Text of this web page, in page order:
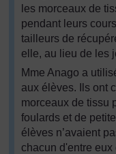
les morceaux de
pendant leurs
tailleurs de
elle, au lieu de les
Mme Anago a
aux élèves. Ils ont
morceaux de tissu
foulards et de
élèves n’avaient
chacun d'entre